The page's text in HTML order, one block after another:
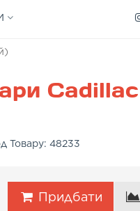
Товару: 48233
Придбати